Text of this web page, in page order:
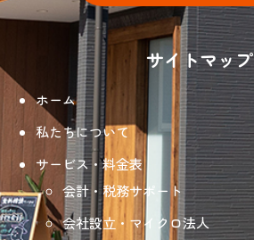
サイトマップ
ホーム
私たちについて
サービス・料金表
会計・税務サポート
会社設立・マイクロ法人